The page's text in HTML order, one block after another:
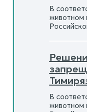
В
животном
В
животном